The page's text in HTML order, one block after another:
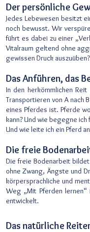
Der persönliche
Jedes Lebewesen besitzt
noch bewusst. Wir
führt es dabei zu einer
Vitalraum geltend ohne
gewissen Druck
Das Anführen, das
In den herkömmlichen
Transportieren von A nach
eines Pferdes ist. Pferde
kann? Und wie begegne
Und wie leite ich ein Pferd
Die freie
Die freie Bodenarbeit
ohne Zwang, Ängste und
körpersprachliche und
Weg „Mit Pferden
entwickelt.
Das natürliche